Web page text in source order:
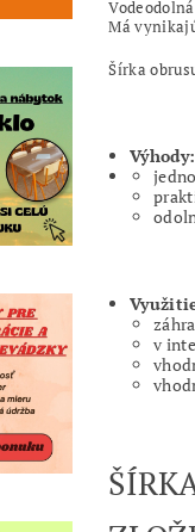
Má
Šírka
Výhody:
v